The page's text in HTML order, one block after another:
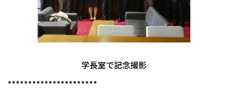
学長室で記念撮影
**********************